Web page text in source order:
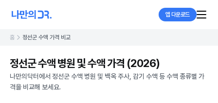
앱 다운로드
홈 정선군 수액 가격 비교
정선군 수액 병원 및 수액 가격 (2026)
나만의닥터에서 정선군 수액 병원 및 백옥 주사, 감기 수액 등 수액 종류별 가
격을 비교해 보세요.